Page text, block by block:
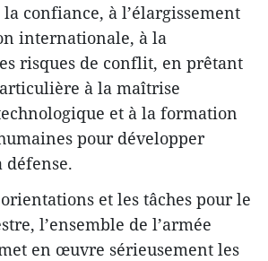
confiance, à l’élargissement
internationale, à la
risques de conflit, en prêtant
à la maîtrise
et à la formation
pour développer
défense.
et les tâches pour le
l’ensemble de l’armée
en œuvre sérieusement les